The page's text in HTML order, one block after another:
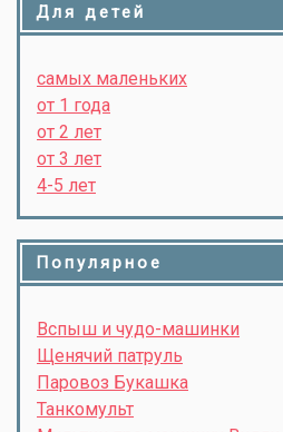
Для детей
самых маленьких
от 1 года
от 2 лет
от 3 лет
4-5 лет
Популярное
Вспыш и чудо-машинки
Щенячий патруль
Паровоз Букашка
Танкомульт